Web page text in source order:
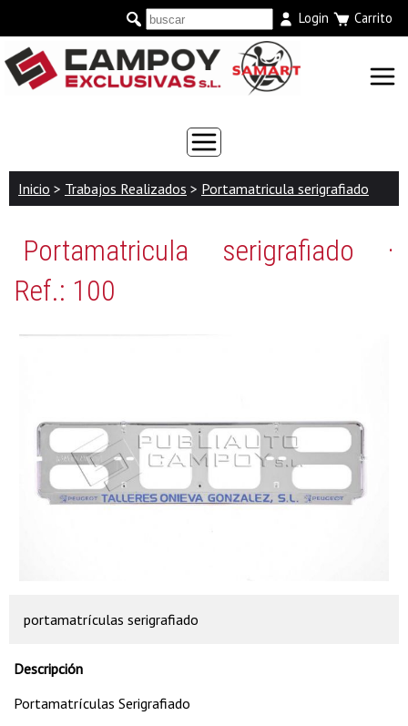
Login Carrito
Inicio > Trabajos Realizados > Portamatricula serigrafiado
Portamatricula serigrafiado ·
Ref.: 100
portamatrículas serigrafiado
Descripción
Portamatrículas Serigrafiado